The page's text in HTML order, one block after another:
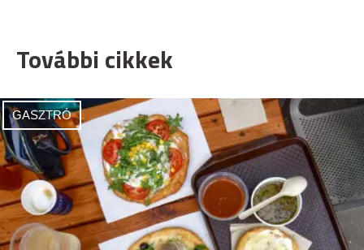
További cikkek
GASZTRÓ